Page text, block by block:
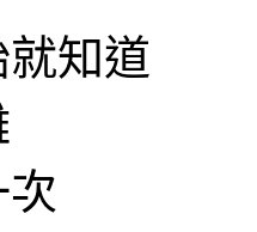
知道